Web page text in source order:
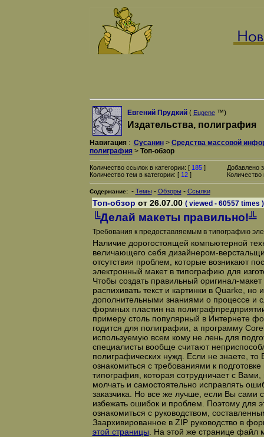
Евгений Прудкий( Eugene™)
Издательства, полиграфия
Навигация: Сусанин> Средства массовой
полиграфия> Топ-обзор
Количество ссылок в категории: [ 185]
Количество тем в категории: [ 12]
Добавлено
Содержание: - Темы - Обзоры - Ссылки
Топ-обзор от 26.07.00 ( viewed - 60557 times )
╚Делай макеты правильно!╩
Требования к предоставляемым в типографию
Наличие дорогостоящей компьютерной
величающего себя дизайнером-
отсутствия проблем, которые возникают
электронный макет в типографию для
Чтобы создать правильный оригинал-макет
распихивать текст и картинки в Quarkе, но
дополнительными знаниями о процессе и
формных пластин на
примеру столь популярный в Интернете
годится для полиграфии, а программу
используемую всем кому не лень для
специалисты вообще считают
полиграфических нужд. Если не знаете,
ознакомиться с требованиями к
типография, которая сотрудничает с Вами,
молчать и самостоятельно исправлять
заказчика. Но все же лучше, если Вы сами
избежать ошибок и проблем. Поэтому для
ознакомиться с руководством,
Заархивированное в ZIP руководство в
этой страницы . На этой же странице файл